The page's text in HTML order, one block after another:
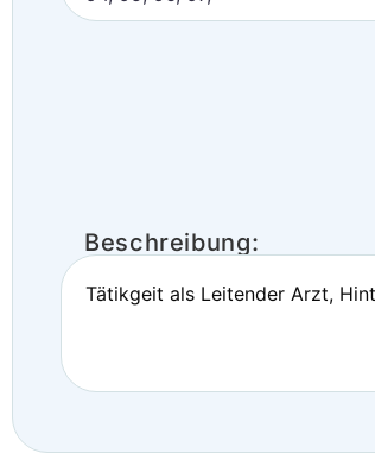
Beschreibung:
Tätikgeit als Leitender Arzt,